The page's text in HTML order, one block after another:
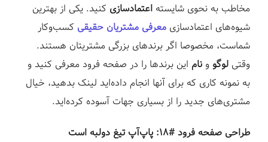
مخاطب به نحوی شایسته اعتمادسازی کنید. یکی از بهترین
شیوه‌های اعتمادسازی معرفی مشتریان حقیقی کسب‌وکار
شماست، مخصوصا اگر برندهای بزرگی مشتریتان هستند.
وقتی لوگوو نام این برندها را در صفحه فرود معرفی کنید و
به نمونه کاری که برای آنها انجام داده‌اید لینک بدهید، خیال
مشتری‌های جدید را از بسیاری جهات آسوده کرده‌اید.⁣
طراحی صفحه فرود #۱۸: پاپ‌آپ تیغ دولبه است